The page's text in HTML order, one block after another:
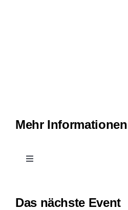
Mehr Informationen
Toggle
Das nächste Event